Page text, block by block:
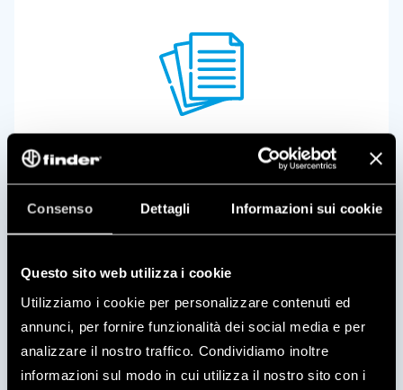
Consenso Dettagli Informazioni sui cookie
Questo sito web utilizza i cookie
Utilizziamo i cookie per personalizzare contenuti ed
annunci, per fornire funzionalità dei social media e per
analizzare il nostro traffico. Condividiamo inoltre
informazioni sul modo in cui utilizza il nostro sito con i
FASCÍCULOS TÉCNICOS